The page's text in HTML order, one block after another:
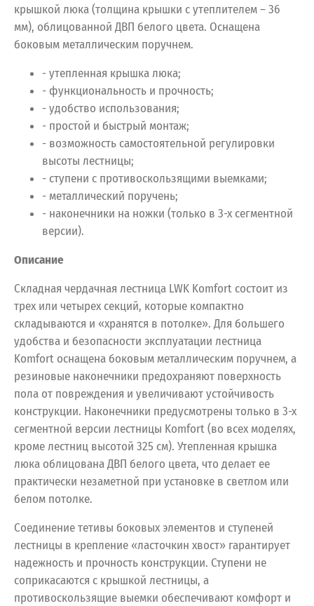
крышкой люка (толщина крышки с утеплителем – 36
мм), облицованной ДВП белого цвета. Оснащена
боковым металлическим поручнем.
- утепленная крышка люка;
- функциональность и прочность;
- удобство использования;
- простой и быстрый монтаж;
- возможность самостоятельной регулировки
высоты лестницы;
- ступени с противоскользящими выемками;
- металлический поручень;
- наконечники на ножки (только в 3-х сегментной
версии).
Описание
Складная чердачная лестница LWK Komfort состоит из
трех или четырех секций, которые компактно
складываются и «хранятся в потолке». Для большего
удобства и безопасности эксплуатации лестница
Komfort оснащена боковым металлическим поручнем, а
резиновые наконечники предохраняют поверхность
пола от повреждения и увеличивают устойчивость
конструкции. Наконечники предусмотрены только в 3-х
сегментной версии лестницы Komfort (во всех моделях,
кроме лестниц высотой 325 см). Утепленная крышка
люка облицована ДВП белого цвета, что делает ее
практически незаметной при установке в светлом или
белом потолке.
Соединение тетивы боковых элементов и ступеней
лестницы в крепление «ласточкин хвост» гарантирует
надежность и прочность конструкции. Ступени не
соприкасаются с крышкой лестницы, а
противоскользящие выемки обеспечивают комфорт и